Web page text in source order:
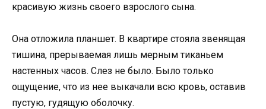
красивую жизнь своего взрослого сына.
Она отложила планшет. В квартире стояла звенящая
тишина, прерываемая лишь мерным тиканьем
настенных часов. Слез не было. Было только
ощущение, что из нее выкачали всю кровь, оставив
пустую, гудящую оболочку.